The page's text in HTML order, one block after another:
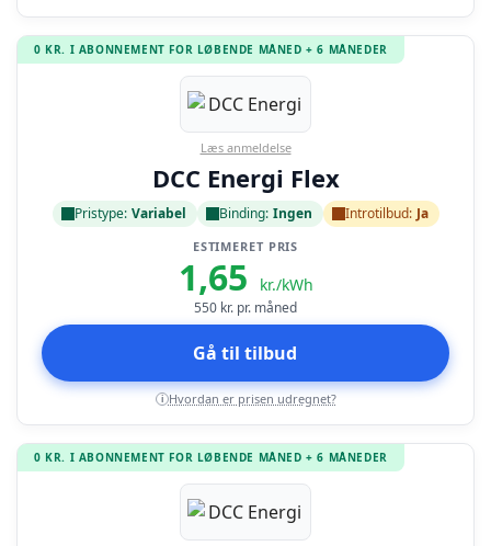
0 KR. I ABONNEMENT FOR LØBENDE MÅNED + 6 MÅNEDER
Læs anmeldelse
DCC Energi Flex
Pristype: Variabel Binding: Ingen Introtilbud: Ja
ESTIMERET PRIS
1,65 kr./kWh
550 kr. pr. måned
Gå til tilbud
i Hvordan er prisen udregnet?
0 KR. I ABONNEMENT FOR LØBENDE MÅNED + 6 MÅNEDER